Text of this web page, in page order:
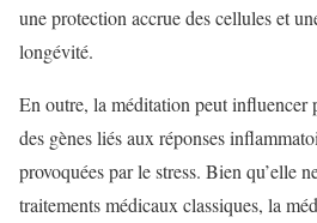
une protection accrue des cellules et
longévité.
En outre, la méditation peut influencer
des gènes liés aux réponses
provoquées par le stress. Bien qu’elle
traitements médicaux classiques, la